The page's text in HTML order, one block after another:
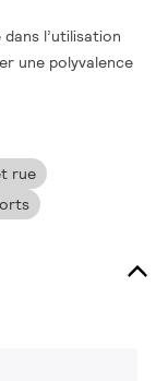
l’utilisation
une polyvalence
rue